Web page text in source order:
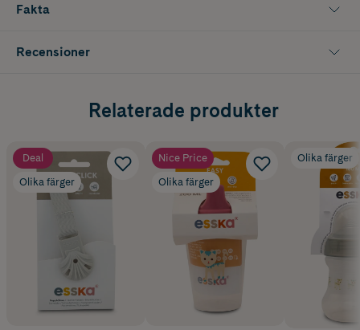
Fakta
Recensioner
Relaterade produkter
Deal
Olika färger
Nice Price
Olika färger
Olika färger